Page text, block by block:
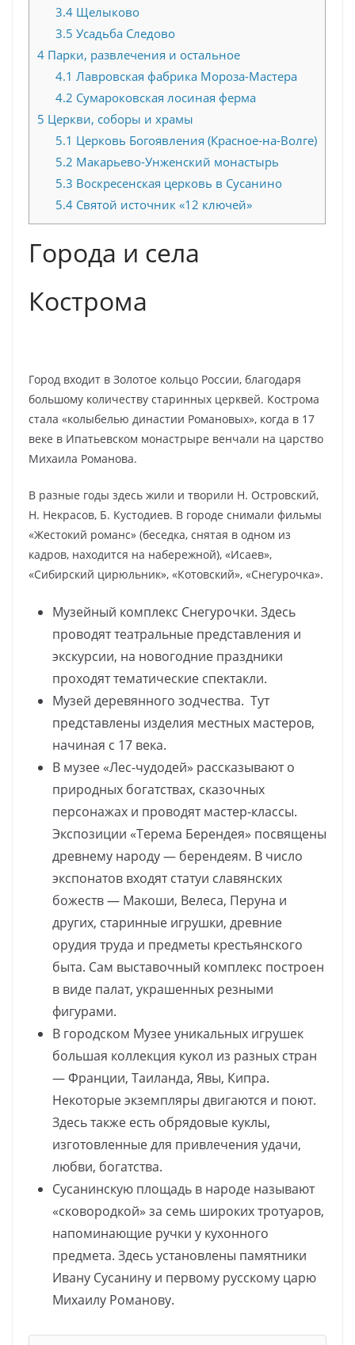
3.4Щелыково
3.5 Усадьба Следово
4 Парки, развлечения и остальное
4.1 Лавровская фабрика Мороза-Мастера
4.2 Сумароковская лосиная ферма
5 Церкви, соборы и храмы
5.1 Церковь Богоявления (Красное-на-Волге)
5.2 Макарьево-Унженский монастырь
5.3 Воскресенская церковь в Сусанино
5.4Святой источник «12 ключей»
Города и села
Кострома
Город входит в Золотое кольцо России, благодаря
большому количеству старинных церквей. Кострома
стала «колыбелью династии Романовых», когда в 17
веке в Ипатьевском монастрыре венчали на царство
Михаила Романова.
В разные годы здесь жили и творили Н. Островский,
Н. Некрасов, Б. Кустодиев. В городе снимали фильмы
«Жестокий романс» (беседка, снятая в одном из
кадров, находится на набережной), «Исаев»,
«Сибирский цирюльник», «Котовский», «Снегурочка».
Музейный комплекс Снегурочки. Здесь
проводят театральные представления и
экскурсии, на новогодние праздники
проходят тематические спектакли.
Музей деревянного зодчества. Тут
представлены изделия местных мастеров,
начиная с 17 века.
В музее «Лес-чудодей» рассказывают о
природных богатствах, сказочных
персонажах и проводят мастер-классы.
Экспозиции «Терема Берендея» посвящены
древнему народу — берендеям. В число
экспонатов входят статуи славянских
божеств — Макоши, Велеса, Перуна и
других, старинные игрушки, древние
орудия труда и предметы крестьянского
быта. Сам выставочный комплекс построен
в виде палат, украшенных резными
фигурами.
В городском Музее уникальных игрушек
большая коллекция кукол из разных стран
— Франции, Таиланда, Явы, Кипра.
Некоторые экземпляры двигаются и поют.
Здесь также есть обрядовые куклы,
изготовленные для привлечения удачи,
любви, богатства.
Сусанинскую площадь в народе называют
«сковородкой» за семь широких тротуаров,
напоминающие ручки у кухонного
предмета. Здесь установлены памятники
Ивану Сусанину и первому русскому царю
Михаилу Романову.